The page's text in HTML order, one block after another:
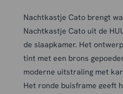
Nachtkastje Cato brengt
Nachtkastje Cato uit de
de slaapkamer. Het
tint met een brons
moderne uitstraling met
Het ronde buisframe geeft